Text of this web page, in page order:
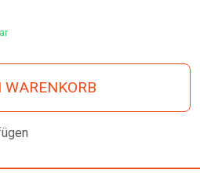
WARENKORB